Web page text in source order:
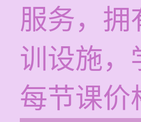
服务，拥
训设施，
每节课价